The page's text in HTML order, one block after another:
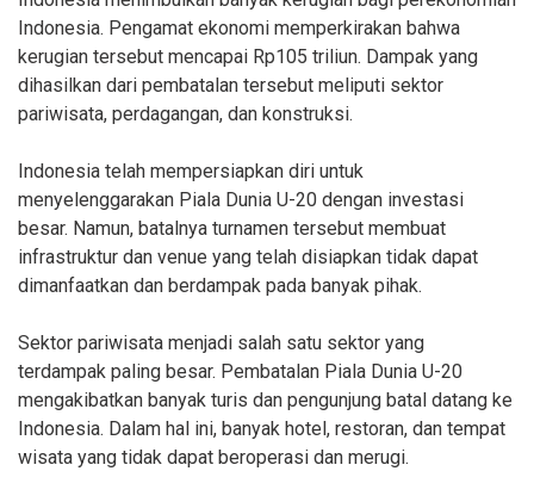
Indonesia. Pengamat ekonomi memperkirakan bahwa
kerugian tersebut mencapai Rp105 triliun. Dampak yang
dihasilkan dari pembatalan tersebut meliputi sektor
pariwisata, perdagangan, dan konstruksi.
Indonesia telah mempersiapkan diri untuk
menyelenggarakan Piala Dunia U-20 dengan investasi
besar. Namun, batalnya turnamen tersebut membuat
infrastruktur dan venue yang telah disiapkan tidak dapat
dimanfaatkan dan berdampak pada banyak pihak.
Sektor pariwisata menjadi salah satu sektor yang
terdampak paling besar. Pembatalan Piala Dunia U-20
mengakibatkan banyak turis dan pengunjung batal datang ke
Indonesia. Dalam hal ini, banyak hotel, restoran, dan tempat
wisata yang tidak dapat beroperasi dan merugi.